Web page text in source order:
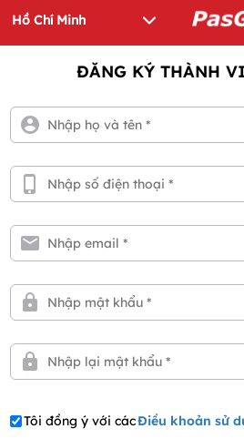
ĐĂNG KÝ THÀNH
Tôi đồng ý với cácĐiều khoản sử